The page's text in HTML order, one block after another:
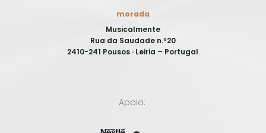
morada
Musicalmente
Rua da Saudade n.º20
2410-241 Pousos · Leiria – Portugal
Apoio: